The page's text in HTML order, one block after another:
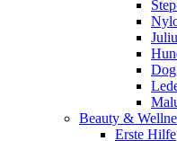
Beauty &
Erste Hilfe